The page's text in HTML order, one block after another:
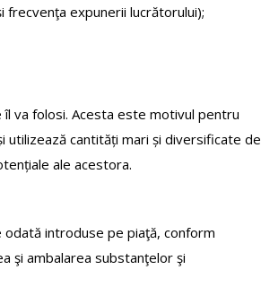
frecvenţa expunerii lucrătorului);
îl va folosi. Acesta este motivul pentru
utilizează cantități mari și diversificate de
ale acestora.
introduse pe piaţă, conform
şi ambalarea substanţelor şi